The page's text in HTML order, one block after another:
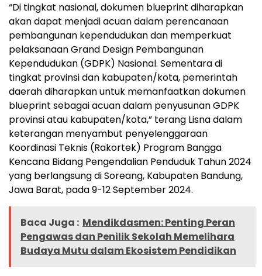
“Di tingkat nasional, dokumen blueprint diharapkan
akan dapat menjadi acuan dalam perencanaan
pembangunan kependudukan dan memperkuat
pelaksanaan Grand Design Pembangunan
Kependudukan (GDPK) Nasional. Sementara di
tingkat provinsi dan kabupaten/kota, pemerintah
daerah diharapkan untuk memanfaatkan dokumen
blueprint sebagai acuan dalam penyusunan GDPK
provinsi atau kabupaten/kota,” terang Lisna dalam
keterangan menyambut penyelenggaraan
Koordinasi Teknis (Rakortek) Program Bangga
Kencana Bidang Pengendalian Penduduk Tahun 2024
yang berlangsung di Soreang, Kabupaten Bandung,
Jawa Barat, pada 9-12 September 2024.
Baca Juga : Mendikdasmen: Penting Peran
Pengawas dan Penilik Sekolah Memelihara
Budaya Mutu dalam Ekosistem Pendidikan